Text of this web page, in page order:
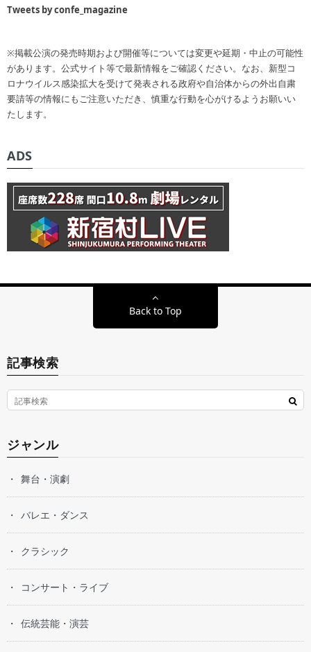
Tweets by confe_magazine
※掲載公演の発売時期および開催等については変更や延期・中止の可能性
があります。公式サイト等で最新情報をご確認ください。なお、新型コ
ロナウイルス感染拡大を受けて発表される政府や自治体からの外出自粛
要請等の情報にもご注意いただき、慎重な行動を心がけるようお願いい
たします。
ADS
Back to Top
記事検索
ジャンル
舞台・演劇
バレエ・ダンス
クラシック
コンサート・ライブ
伝統芸能・演芸